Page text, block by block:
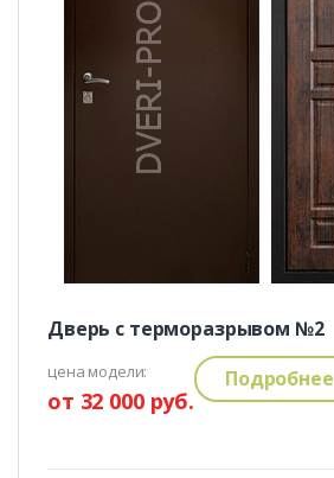
Дверь с терморазрывом №2
цена модели:
от 32 000 руб.
Подробнее